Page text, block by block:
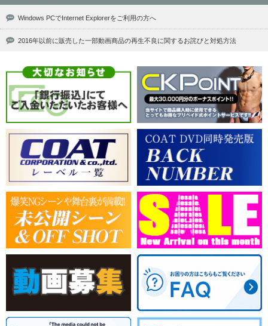
Windows PCでInternet Explorerをご利用の方へ
2016年以前に販売した一部動画商品の再生不良に関するお詫びと対処方法